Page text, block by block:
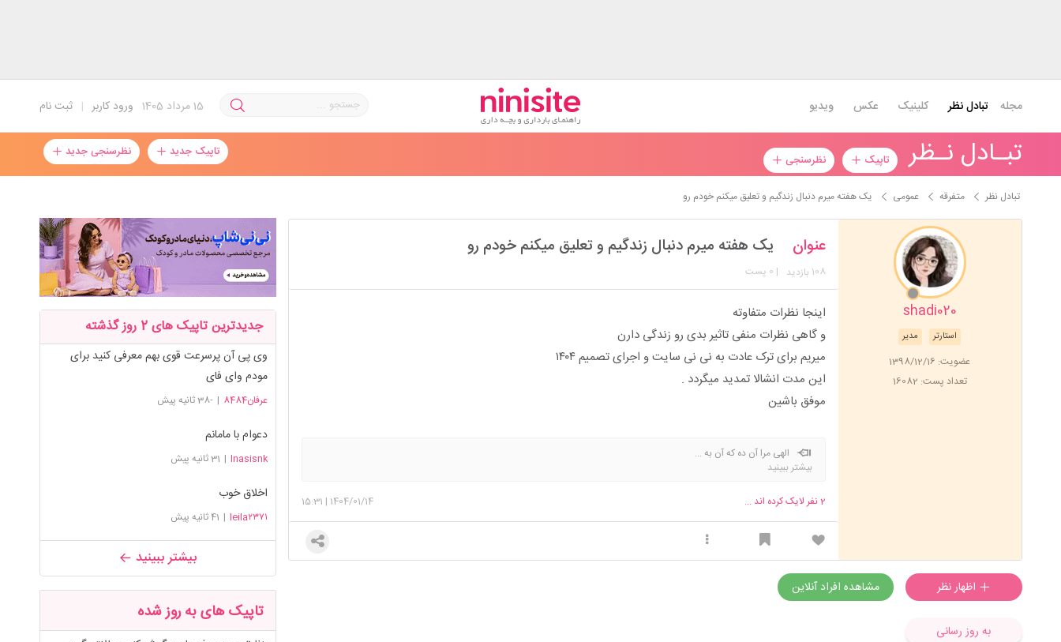
ثبت نام | ورود کاربر 15مرداد 1405 مجله تبادل نظر کلینیک عکس ویدیو
تبـادل نـظر تاپیک نظرسنجی تاپیک جدید نظرسنجی جدید
تبادل نظر متفرقه عمومی یک هفته میرم دنبال زندگیم و تعلیق میکنم خودم رو
shadi020
مدیر استارتر
عضویت: 1398/12/16
تعداد پست: 16082
عنوان یک هفته میرم دنبال زندگیم و تعلیق میکنم خودم رو
108 بازدید | 0 پست
اینجا نظرات متفاوته
و گاهی نظرات منفی تاثیر بدی رو زندگی دارن
میریم برای ترک عادت به نی نی سایت و اجرای تصمیم ۱۴۰۴
این مدت انشالا تمدید میگردد .
موفق باشین
الهی مرا آن ده که آن به ...
بیشتر ببینید
1404/01/14
|
15:31 2نفر لایک کرده اند ...
مشاهده افراد آنلاین
به روز رسانی
جدیدترین تاپیک های 2 روز گذشته
وی پی آن پرسرعت قوی بهم معرفی کنید برای
مودم وای فای
عرفان8484 | -38 ثانیه پیش
دعوام با مامانم
lnasisnk
| 31 ثانیه پیش
اخلاق خوب
leila۲۳۷۱ | 41 ثانیه پیش
بیشتر ببینید
تاپیک های به روز شده